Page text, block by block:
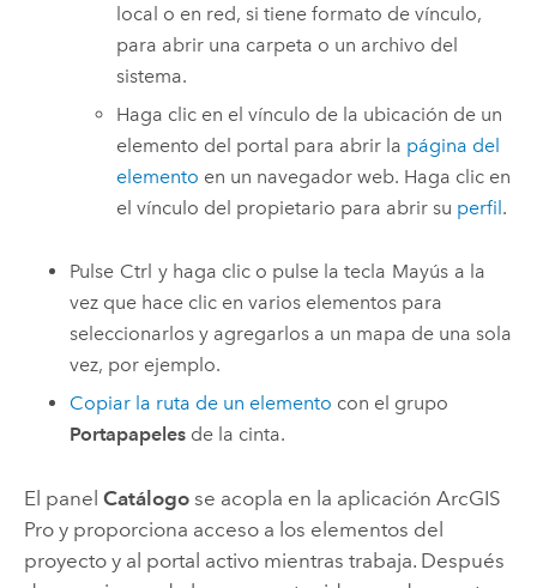
local o en red, si tiene formato de vínculo,
para abrir una carpeta o un archivo del
sistema.
Haga clic en el vínculo de la ubicación de un
elemento del portal para abrir la página del
elemento en un navegador web. Haga clic en
el vínculo del propietario para abrir su perfil .
Pulse Ctrl y haga clic o pulse la tecla Mayús a la
vez que hace clic en varios elementos para
seleccionarlos y agregarlos a un mapa de una sola
vez, por ejemplo.
Copiar la ruta de un elemento con el grupo
Portapapeles de la cinta.
El panel Catálogose acopla en la aplicación ArcGIS
Proy proporciona acceso a los elementos del
proyecto y al portal activo mientras trabaja. Después